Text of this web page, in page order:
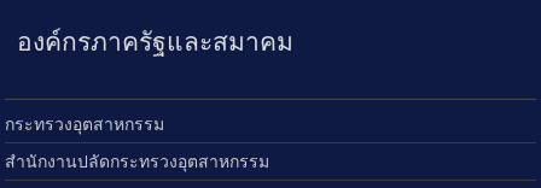
องค์กรภาครัฐและสมาคม
กระทรวงอุตสาหกรรม
สำนักงานปลัดกระทรวงอุตสาหกรรม